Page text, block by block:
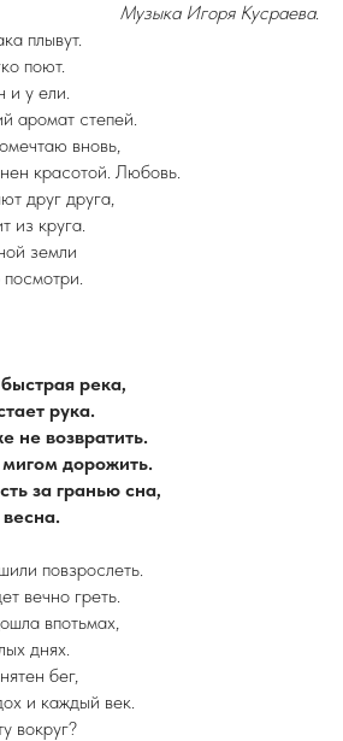
Музыка Игоря Кусраева.
плывут.
поют.
и у ели.
аромат степей.
вновь,
красотой. Любовь.
друг друга,
из круга.
земли
посмотри.
река,
рука.
не возвратить.
дорожить.
за гранью сна,
повзрослеть.
вечно греть.
впотьмах,
днях.
бег,
и каждый век.
вокруг?